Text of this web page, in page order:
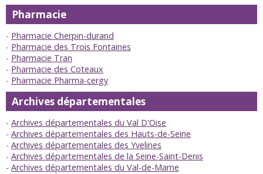
Pharmacie
Pharmacie Cherpin-durand
Pharmacie des Trois Fontaines
Pharmacie Tran
Pharmacie des Coteaux
Pharmacie Pharma-cergy
Archives départementales
Archives départementales du Val D'Oise
Archives départementales des Hauts-de-Seine
Archives départementales des Yvelines
Archives départementales de la Seine-Saint-Denis
Archives départementales du Val-de-Marne